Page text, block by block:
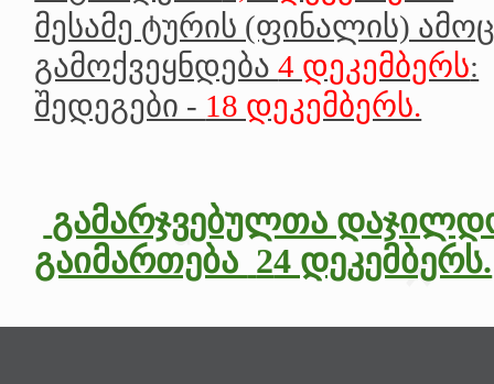
მესამე ტურის (ფინალის)
გამოქვეყნდება4 დეკემბერს:
შედეგები - 18 დეკემბერს.
გამარჯვებულთა
გაიმართება 24 დეკემბერს.